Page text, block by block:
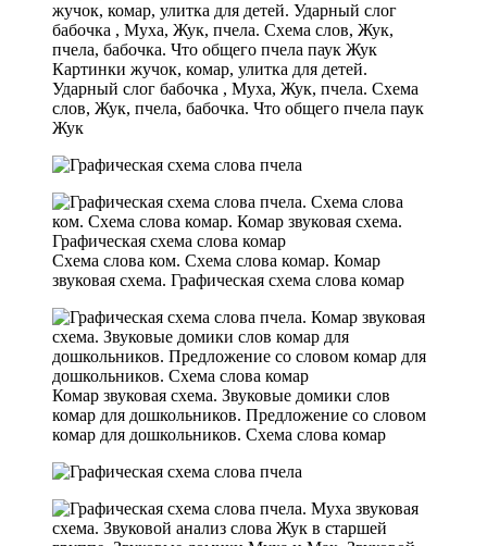
Картинки жучок, комар, улитка для детей.
Ударный слог бабочка , Муха, Жук, пчела. Схема
слов, Жук, пчела, бабочка. Что общего пчела паук
Жук
Схема слова ком. Схема слова комар. Комар
звуковая схема. Графическая схема слова комар
Комар звуковая схема. Звуковые домики слов
комар для дошкольников. Предложение со словом
комар для дошкольников. Схема слова комар